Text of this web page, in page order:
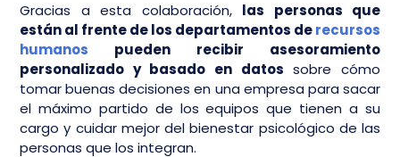
Gracias a esta colaboración, las personas que
están al frente de los departamentos derecursos
humanos pueden recibir asesoramiento
personalizado y basado en datos sobre cómo
tomar buenas decisiones en una empresa para sacar
el máximo partido de los equipos que tienen a su
cargo y cuidar mejor del bienestar psicológico de las
personas que los integran.